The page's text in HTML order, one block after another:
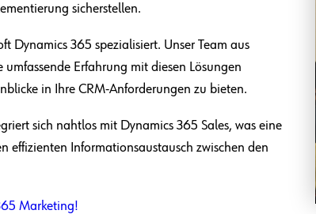
sicherstellen.
Dynamics 365 spezialisiert. Unser Team aus
Erfahrung mit diesen Lösungen
in Ihre CRM-Anforderungen zu bieten.
sich nahtlos mit Dynamics 365 Sales, was eine
effizienten Informationsaustausch zwischen den
Marketing!